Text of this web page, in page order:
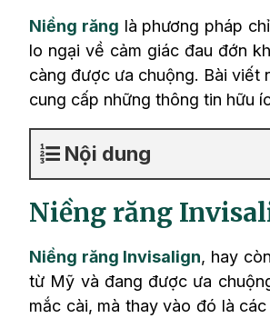
Niềng răng là phương pháp
lo ngại về cảm giác đau đớn
càng được ưa chuộng. Bài viết
cung cấp những thông tin hữu
Nội dung
Niềng răng
Niềng răng Invisalign, hay
từ Mỹ và đang được ưa
mắc cài, mà thay vào đó là